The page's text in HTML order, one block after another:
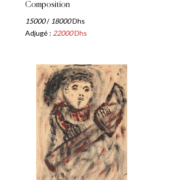
Composition
15000/ 18000Dhs
Adjugé : 22000Dhs